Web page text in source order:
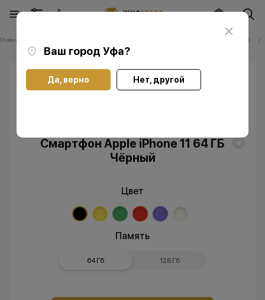
Ваш город Уфа?
Да, верно Нет, другой
Главная Смартфоны Apple iPhone 11
Смартфон Apple iPhone 11 64 ГБ
Чёрный
Цвет
Память
64 Гб 128 Гб